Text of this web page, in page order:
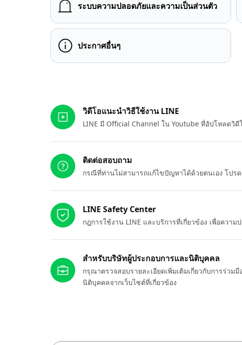
ระบบความปลอดภัยและความเป็นส่วนตัว
ประกาศอื่นๆ
วิดีโอแนะนำวิธีใช้งาน LINE
LINE มี Official Channel ใน Youtube ที่อัปโหลดวิ
ติดต่อสอบถาม
กรณีที่ท่านไม่สามารถแก้ไขปัญหาได้ด้วยตนเอง โปร
LINE Safety Center
กฎการใช้งาน LINE และบริการที่เกี่ยวข้อง เพื่อความ
สำหรับบริษัทผู้ประกอบการและนิติบุคคล
กรุณาตรวจสอบรายละเอียดเพิ่มเติมเกี่ยวกับการร่ว
นิติบุคคลจากเว็บไซต์ที่เกี่ยวข้อง